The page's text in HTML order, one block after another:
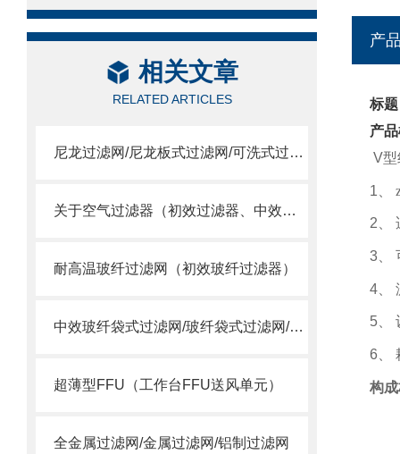
相关文章
RELATED ARTICLES
尼龙过滤网/尼龙板式过滤网/可洗式过滤网
关于空气过滤器（初效过滤器、中效过滤器、空气过滤器）选用
耐高温玻纤过滤网（初效玻纤过滤器）
中效玻纤袋式过滤网/玻纤袋式过滤网/高温袋式过滤网
超薄型FFU（工作台FFU送风单元）
全金属过滤网/金属过滤网/铝制过滤网
产
标
产
V型
1
2
3
4
5
6
构